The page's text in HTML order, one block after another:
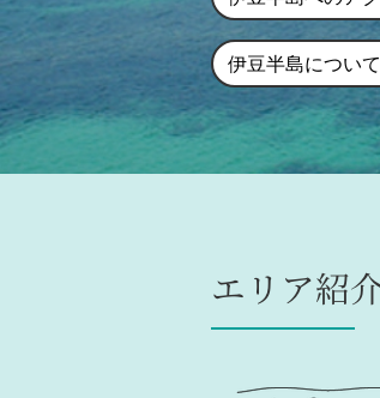
伊豆半島について
エリア紹